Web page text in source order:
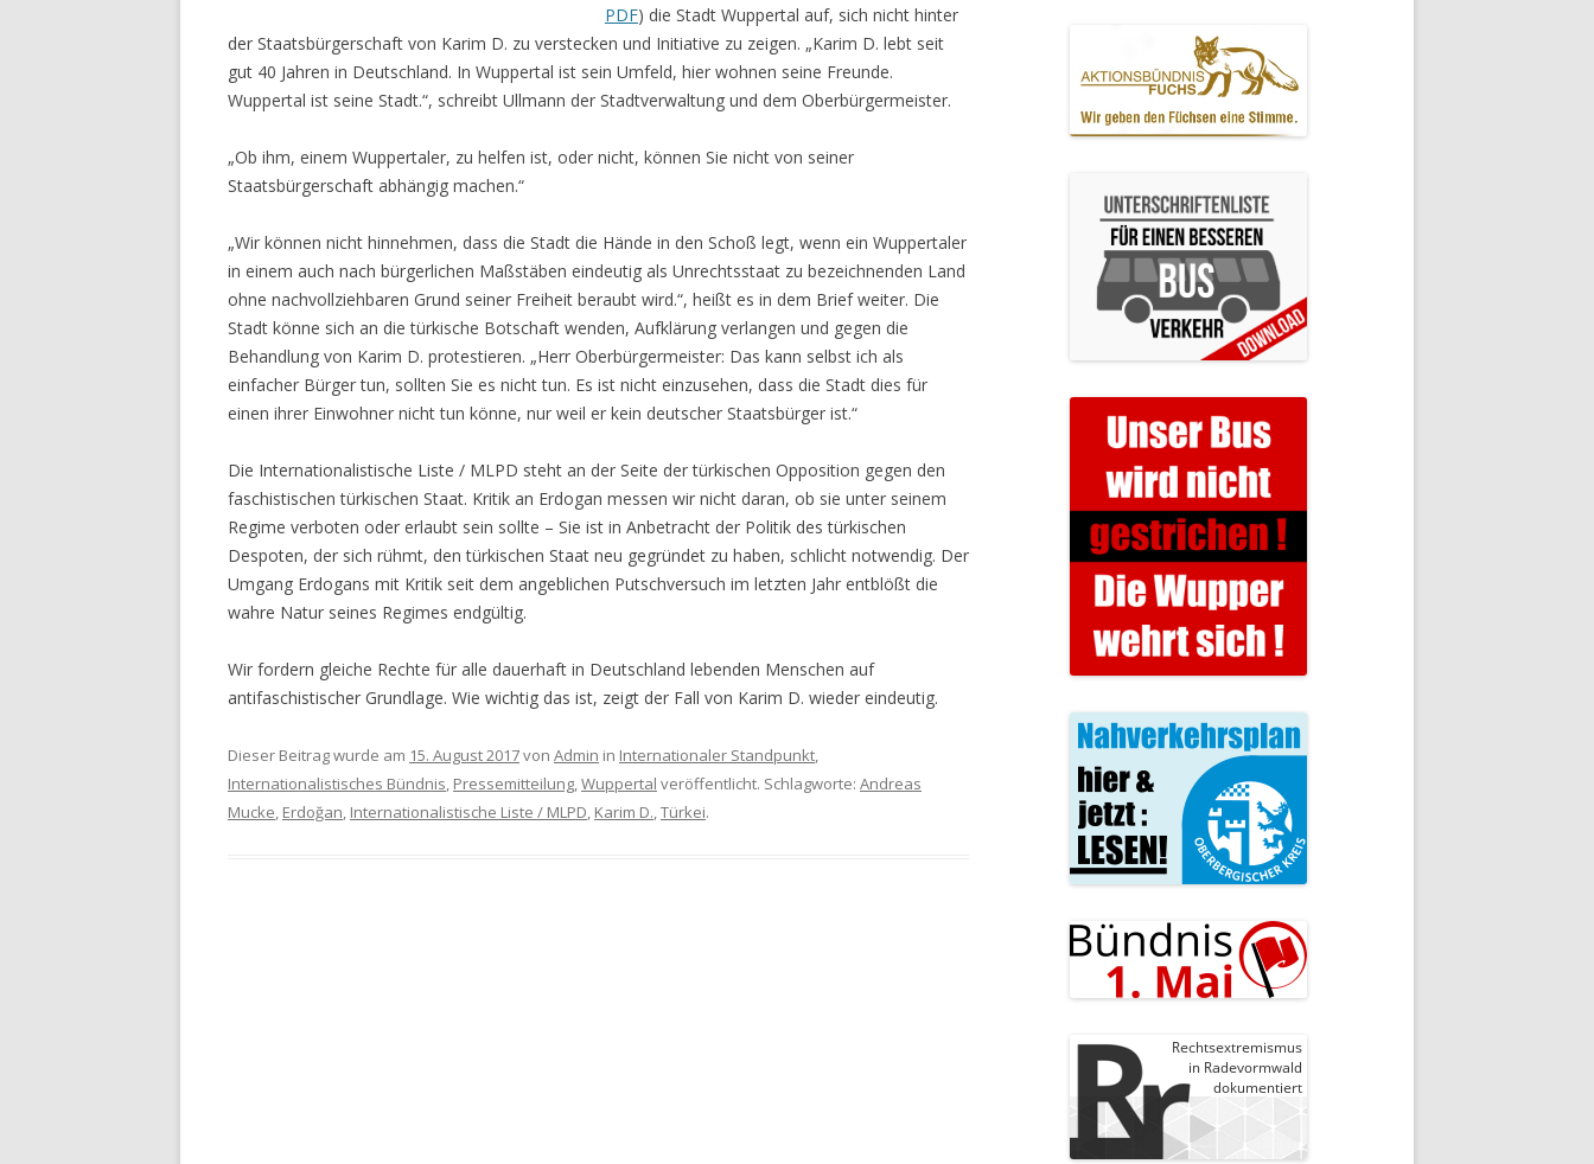
PDF) die Stadt Wuppertal auf, sich nicht hinter
der Staatsbürgerschaft von Karim D. zu verstecken und Initiative zu zeigen. „Karim D. lebt seit
gut 40 Jahren in Deutschland. In Wuppertal ist sein Umfeld, hier wohnen seine Freunde.
Wuppertal ist seine Stadt.“, schreibt Ullmann der Stadtverwaltung und dem Oberbürgermeister.
„Ob ihm, einem Wuppertaler, zu helfen ist, oder nicht, können Sie nicht von seiner
Staatsbürgerschaft abhängig machen.“
„Wir können nicht hinnehmen, dass die Stadt die Hände in den Schoß legt, wenn ein Wuppertaler
in einem auch nach bürgerlichen Maßstäben eindeutig als Unrechtsstaat zu bezeichnenden Land
ohne nachvollziehbaren Grund seiner Freiheit beraubt wird.“, heißt es in dem Brief weiter. Die
Stadt könne sich an die türkische Botschaft wenden, Aufklärung verlangen und gegen die
Behandlung von Karim D. protestieren. „Herr Oberbürgermeister: Das kann selbst ich als
einfacher Bürger tun, sollten Sie es nicht tun. Es ist nicht einzusehen, dass die Stadt dies für
einen ihrer Einwohner nicht tun könne, nur weil er kein deutscher Staatsbürger ist.“
Die Internationalistische Liste / MLPD steht an der Seite der türkischen Opposition gegen den
faschistischen türkischen Staat. Kritik an Erdogan messen wir nicht daran, ob sie unter seinem
Regime verboten oder erlaubt sein sollte – Sie ist in Anbetracht der Politik des türkischen
Despoten, der sich rühmt, den türkischen Staat neu gegründet zu haben, schlicht notwendig. Der
Umgang Erdogans mit Kritik seit dem angeblichen Putschversuch im letzten Jahr entblößt die
wahre Natur seines Regimes endgültig.
Wir fordern gleiche Rechte für alle dauerhaft in Deutschland lebenden Menschen auf
antifaschistischer Grundlage. Wie wichtig das ist, zeigt der Fall von Karim D. wieder eindeutig.
Dieser Beitrag wurde am 15. August 2017von Admin in Internationaler Standpunkt,
Internationalistisches Bündnis, Pressemitteilung,Wuppertal veröffentlicht. Schlagworte: Andreas
Mucke, Erdoğan, Internationalistische Liste / MLPD, Karim D.,Türkei.